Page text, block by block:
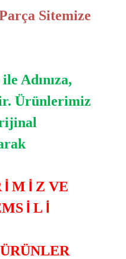
Sitemize
Adınıza,
Ürünlerimiz
İ M İ Z VE
İ L İ